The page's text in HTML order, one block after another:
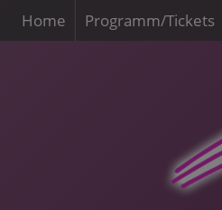
Home Programm/Tickets